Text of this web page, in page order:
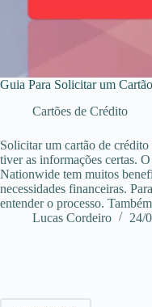
Guia Para Solicitar um
Cartões de Crédito
Solicitar um cartão de
tiver as informações certas.
Nationwide tem muitos
necessidades financeiras.
entender o processo.
Lucas Cordeiro
24/